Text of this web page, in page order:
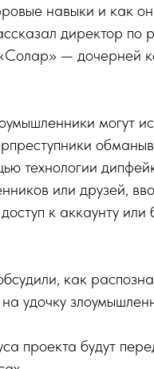
навыки и как
директор по
«Солар» —
могут
технологии
или друзей,
к аккаунту или
как
удочку
проекта будут